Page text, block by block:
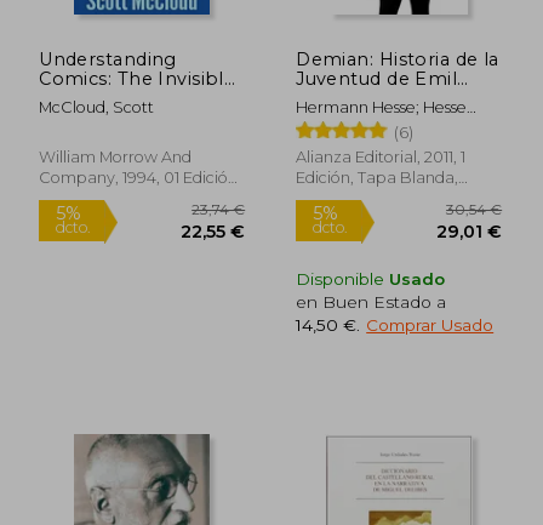
5%
dcto.
5%
dcto.
Understanding
Comics: The Invisible
art (en Inglés)
McCloud, Scott
William Morrow And
Company, 1994, 01 Edición,
Tapa Blanda, Nuevo
Demian: Historia de la
Juventud de Emil
Sinclair
Hermann Hesse; Hesse
Hermann
(6)
Alianza Editorial, 2011, 1
Edición, Tapa Blanda,
Nuevo
Disponible Usado
en Buen Estado a
14,50 € Comprar Usado